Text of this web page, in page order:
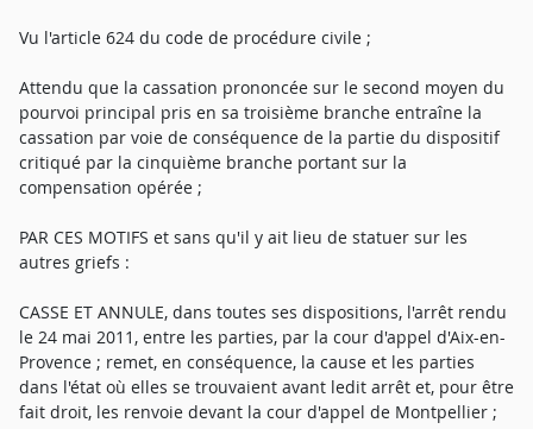
Vu l'article 624 du code de procédure civile ;
Attendu que la cassation prononcée sur le second moyen du
pourvoi principal pris en sa troisième branche entraîne la
cassation par voie de conséquence de la partie du dispositif
critiqué par la cinquième branche portant sur la
compensation opérée ;
PAR CES MOTIFS et sans qu'il y ait lieu de statuer sur les
autres griefs :
CASSE ET ANNULE, dans toutes ses dispositions, l'arrêt rendu
le 24 mai 2011, entre les parties, par la cour d'appel d'Aix-en-
Provence ; remet, en conséquence, la cause et les parties
dans l'état où elles se trouvaient avant ledit arrêt et, pour être
fait droit, les renvoie devant la cour d'appel de Montpellier ;